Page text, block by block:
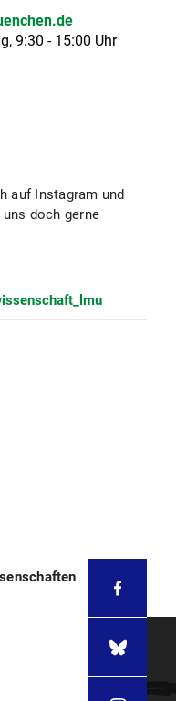
9:30 - 15:00 Uhr
auf Instagram und
doch gerne